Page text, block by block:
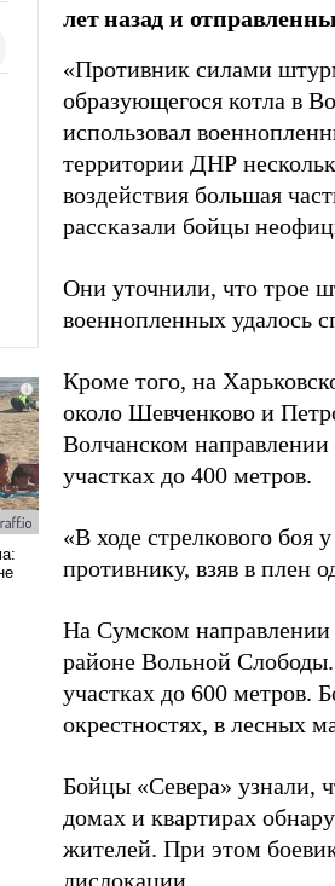
лет назад и
«Противник силами
образующегося котла в
использовал
территории ДНР
воздействия большая
рассказали бойцы
Они уточнили, что трое
военнопленных удалось
Кроме того, на
около Шевченково и
Волчанском
участках до 400 метров.
«В ходе стрелкового боя
противнику, взяв в плен
На Сумском направлении
районе Вольной
участках до 600 метров.
окрестностях, в лесных
Бойцы «Севера» узнали,
домах и квартирах
жителей. При этом
дислокации.